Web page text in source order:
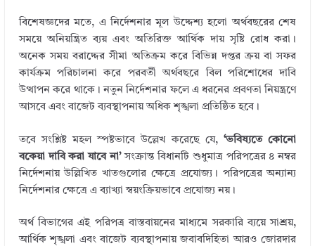
বিশেষজ্ঞদের মতে, এ নির্দেশনার মূল উদ্দেশ্য হলো অর্থবছরের শেষ
সময়ে অনিয়ন্ত্রিত ব্যয় এবং অতিরিক্ত আর্থিক দায় সৃষ্টি রোধ করা।
অনেক সময় বরাদ্দের সীমা অতিক্রম করে বিভিন্ন দপ্তর ক্রয় বা সফর
কার্যক্রম পরিচালনা করে পরবর্তী অর্থবছরে বিল পরিশোধের দাবি
উত্থাপন করে থাকে। নতুন নির্দেশনার ফলে এ ধরনের প্রবণতা নিয়ন্ত্রণে
আসবে এবং বাজেট ব্যবস্থাপনায় অধিক শৃঙ্খলা প্রতিষ্ঠিত হবে।
তবে সংশ্লিষ্ট মহল স্পষ্টভাবে উল্লেখ করেছে যে,‘ভবিষ্যতে কোনো
বকেয়া দাবি করা যাবে না’সংক্রান্ত বিধানটি শুধুমাত্র পরিপত্রের ৪ নম্বর
নির্দেশনায় উল্লিখিত খাতগুলোর ক্ষেত্রে প্রযোজ্য। পরিপত্রের অন্যান্য
নির্দেশনার ক্ষেত্রে এ ব্যাখ্যা স্বয়ংক্রিয়ভাবে প্রযোজ্য নয়।
অর্থ বিভাগের এই পরিপত্র বাস্তবায়নের মাধ্যমে সরকারি ব্যয়ে সাশ্রয়,
আর্থিক শৃঙ্খলা এবং বাজেট ব্যবস্থাপনায় জবাবদিহিতা আরও জোরদার